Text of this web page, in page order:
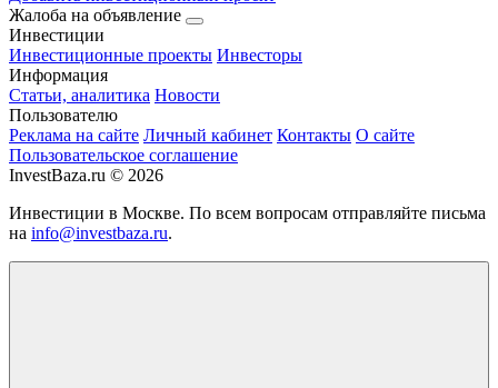
Жалоба на объявление
Инвестиции
Инвестиционные проекты Инвесторы
Информация
Статьи, аналитика Новости
Пользователю
Реклама на сайте Личный кабинет Контакты О сайте
Пользовательское соглашение
InvestBaza.ru © 2026
Инвестиции в Москве. По всем вопросам отправляйте письма
на info@investbaza.ru.